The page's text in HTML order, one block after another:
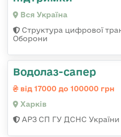
Вся Україна
Структура цифрової
Оборони
Водолаз-сапер
від 17000 до 100000 грн
Харків
АРЗ СП ГУ ДСНС України